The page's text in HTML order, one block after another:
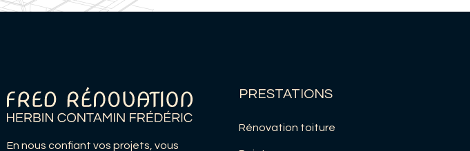
En nous confiant vos projets, vous
PRESTATIONS
Rénovation toiture